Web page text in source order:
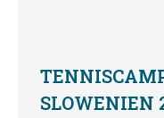
SLOWENIEN